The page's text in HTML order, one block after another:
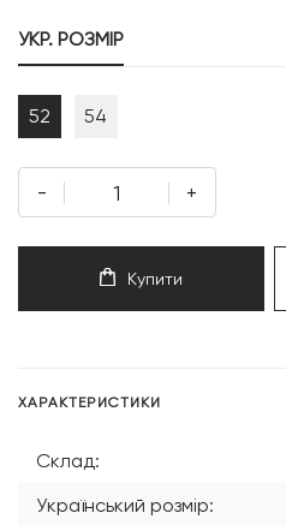
УКР. РОЗМІР
52 54
- +
Купити
ХАРАКТЕРИСТИКИ
Склад:
Український розмір: